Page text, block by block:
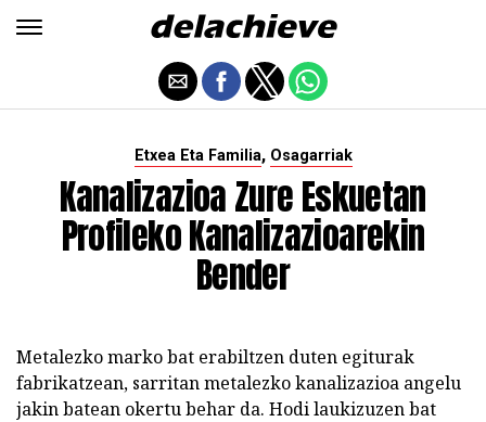
Etxea Eta Familia, Osagarriak
Kanalizazioa Zure Eskuetan
Profileko Kanalizazioarekin
Bender
Metalezko marko bat erabiltzen duten egiturak
fabrikatzean, sarritan metalezko kanalizazioa angelu
jakin batean okertu behar da. Hodi laukizuzen bat